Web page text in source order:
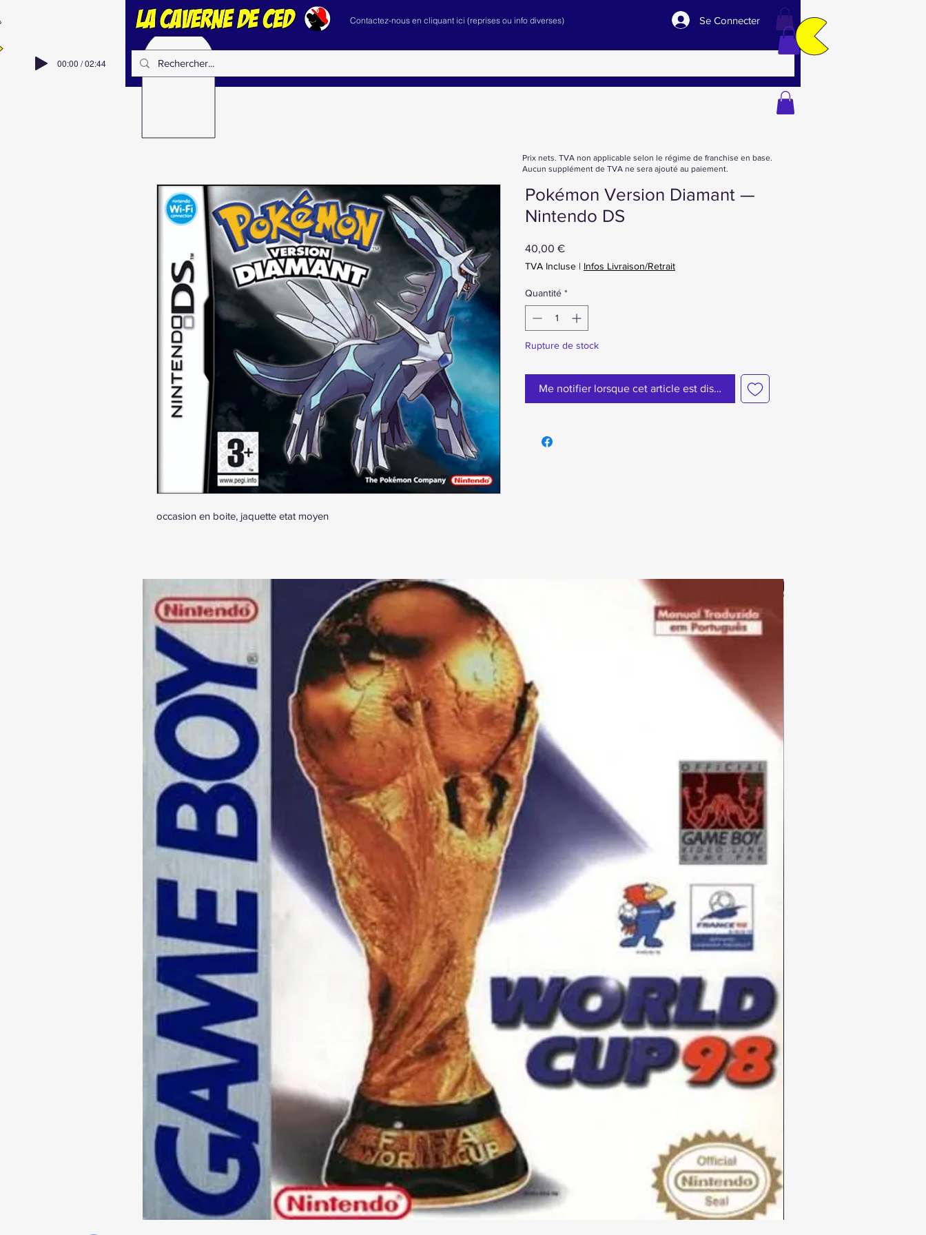
00:00 / 02:44
Contactez-nous en cliquant ici (reprises ou info diverses) Se Connecter
occasion en boite, jaquette etat moyen
Pokémon Version Diamant —
Nintendo DS
40,00 €Prix
TVA Incluse | Infos Livraison/Retrait
Quantité *
Rupture de stock
Me notifier lorsque cet article est disponible
Prix nets. TVA non applicable selon le régime de franchise en base.
Aucun supplément de TVA ne sera ajouté au paiement.